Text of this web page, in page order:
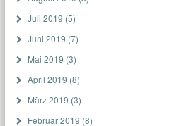
Juli 2019 (5)
Juni 2019 (7)
Mai 2019 (3)
April 2019 (8)
März 2019 (3)
Februar 2019 (8)